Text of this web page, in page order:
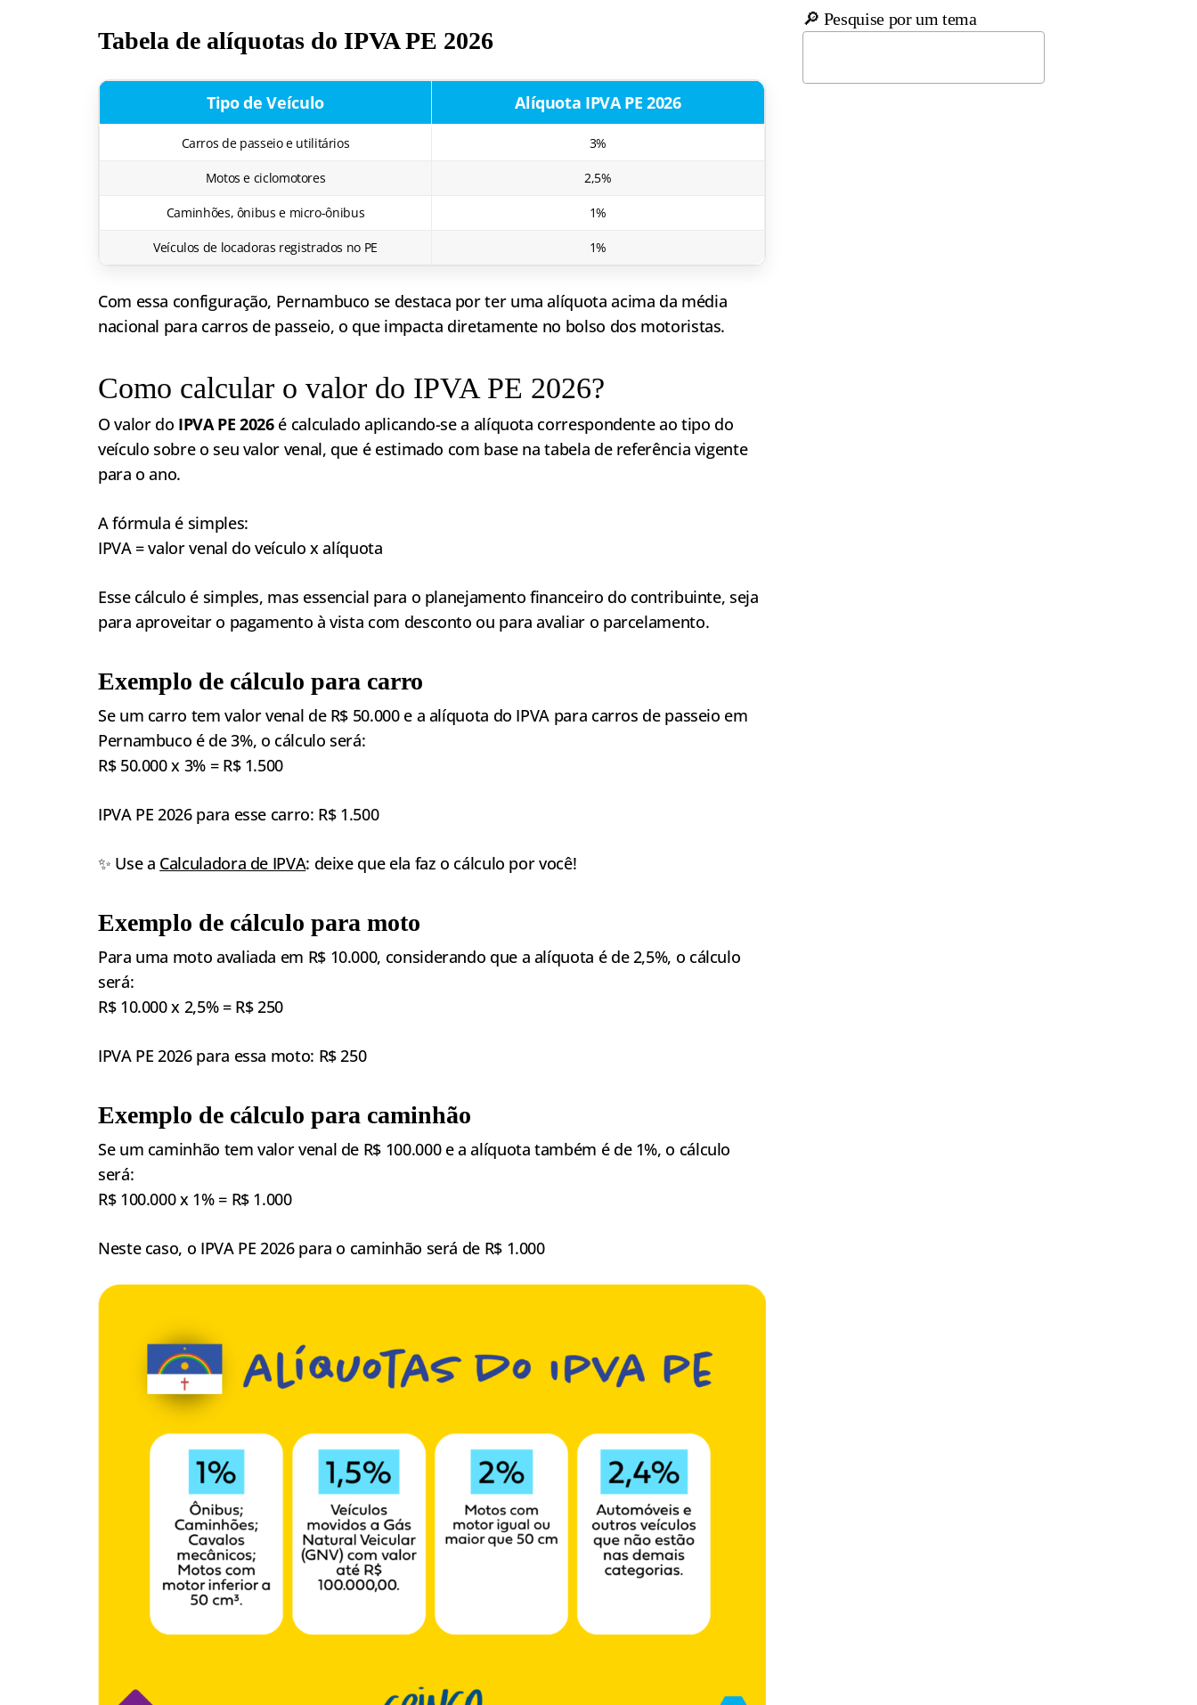
Tabela de alíquotas do IPVA PE 2026
Tipo de Veículo Alíquota IPVA PE 2026
Carros de passeio e utilitários 3%
Motos e ciclomotores 2,5%
Caminhões, ônibus e micro-ônibus 1%
Veículos de locadoras registrados no PE 1%
Com essa configuração, Pernambuco se destaca por ter uma alíquota acima da média
nacional para carros de passeio, o que impacta diretamente no bolso dos motoristas.
Como calcular o valor do IPVA PE 2026?
O valor do IPVA PE 2026é calculado aplicando-se a alíquota correspondente ao tipo do
veículo sobre o seu valor venal, que é estimado com base na tabela de referência vigente
para o ano.
A fórmula é simples:
IPVA = valor venal do veículo x alíquota
Esse cálculo é simples, mas essencial para o planejamento financeiro do contribuinte, seja
para aproveitar o pagamento à vista com desconto ou para avaliar o parcelamento.
Exemplo de cálculo para carro
Se um carro tem valor venal de R$ 50.000 e a alíquota do IPVA para carros de passeio em
Pernambuco é de 3%, o cálculo será:
R$ 50.000 x 3% = R$ 1.500
IPVA PE 2026 para esse carro: R$ 1.500
✨ Use a Calculadora de IPVA: deixe que ela faz o cálculo por você!
Exemplo de cálculo para moto
Para uma moto avaliada em R$ 10.000, considerando que a alíquota é de 2,5%, o cálculo
será:
R$ 10.000 x 2,5% = R$ 250
IPVA PE 2026 para essa moto: R$ 250
Exemplo de cálculo para caminhão
Se um caminhão tem valor venal de R$ 100.000 e a alíquota também é de 1%, o cálculo
será:
R$ 100.000 x 1% = R$ 1.000
Neste caso, o IPVA PE 2026 para o caminhão será de R$ 1.000
🔎 Pesquise por um tema